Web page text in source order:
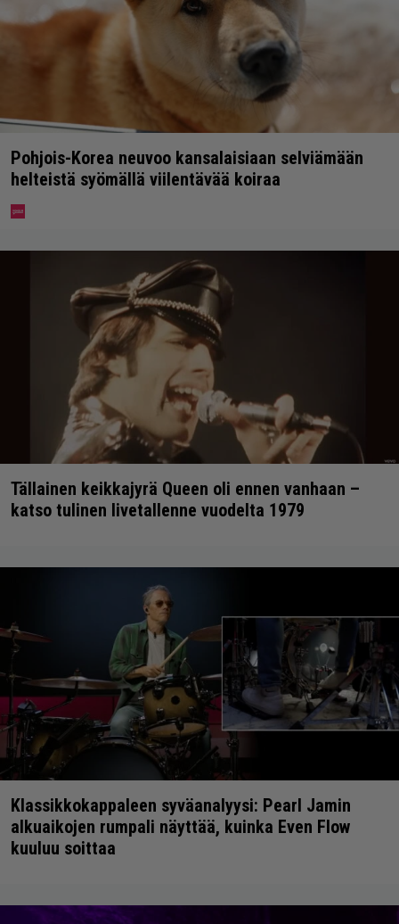
Pohjois-Korea neuvoo kansalaisiaan selviämään
helteistä syömällä viilentävää koiraa
Tällainen keikkajyrä Queen oli ennen vanhaan –
katso tulinen livetallenne vuodelta 1979
Klassikkokappaleen syväanalyysi: Pearl Jamin
alkuaikojen rumpali näyttää, kuinka Even Flow
kuuluu soittaa